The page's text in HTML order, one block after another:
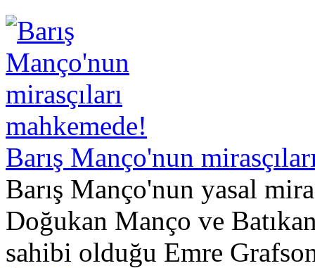
Barış Manço'nun
Barış Manço'nun yasal
Doğukan Manço ve
sahibi olduğu Emre